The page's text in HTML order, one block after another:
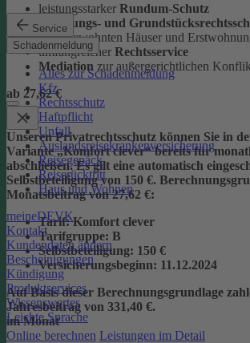
Service
Schadenmeldung
Alles zur Schadenmeldung
Kfz
Rechtsschutz
Haftpflicht
Unfall
Auslandsreisekrankenversicherung
Reisegepäck
Reiserücktritt
Haus und Wohnen
meineDEVK
Kontakt
Kundendaten ändern
Bescheinigungen
Kündigung
Produktservices
Wissenswertes
Leichte Sprache
leistungsstarker Rundum-Schutz
Wohnungs- und
selbstbewohnten Häuser und
umfangreicher Rechtsservice
Mediation zur außergerichtlichen
ab 27,62 €
Unseren Privatrechtsschutz können Sie in
Variante „Komfort clever“ bereits für
abschließen. Es gilt eine automatisch
Selbstbeteiligung von 150 €.
Monatsbeitrag von 27,62 €:
Tarif: Komfort clever
Tarifgruppe: B
Selbstbeteiligung: 150 €
Versicherungsbeginn: 11.12.2024
Auf Basis dieser Berechnungsgrundlage
Jahresbeitrag von 331,40 €.
im Monat
Online berechnen Leistungen im Detail